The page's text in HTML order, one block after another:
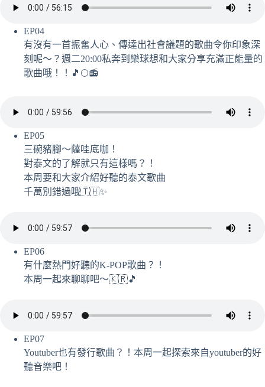
EP04
有沒有一首振奮人心、傳達出社會議題的歌曲令你印象深
刻呢～？週二20:00私奔到樂球想和大家分享充滿正能量的
歌曲哦！！🎵🌕📻
EP05
三碗豬腳～薩哇底咖！
對泰文的了解就只有這樣嗎？！
本周要和大家介紹好聽的泰文歌曲
千萬別錯過哦🇹🇭✨
EP06
有什麼熱門好聽的K-POP歌曲？！
本周一起來聊聊吧～🇰🇷🎵
EP07
Youtuber也有發行歌曲？！本周一起探索來自youtuber的好
聽音樂吧！